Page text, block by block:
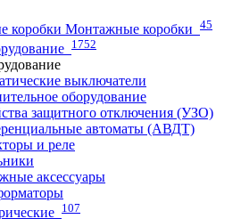
Монтажные коробки 45
1752
выключатели
оборудование
защитного отключения (УЗО)
автоматы (АВДТ)
и реле
аксессуары
107